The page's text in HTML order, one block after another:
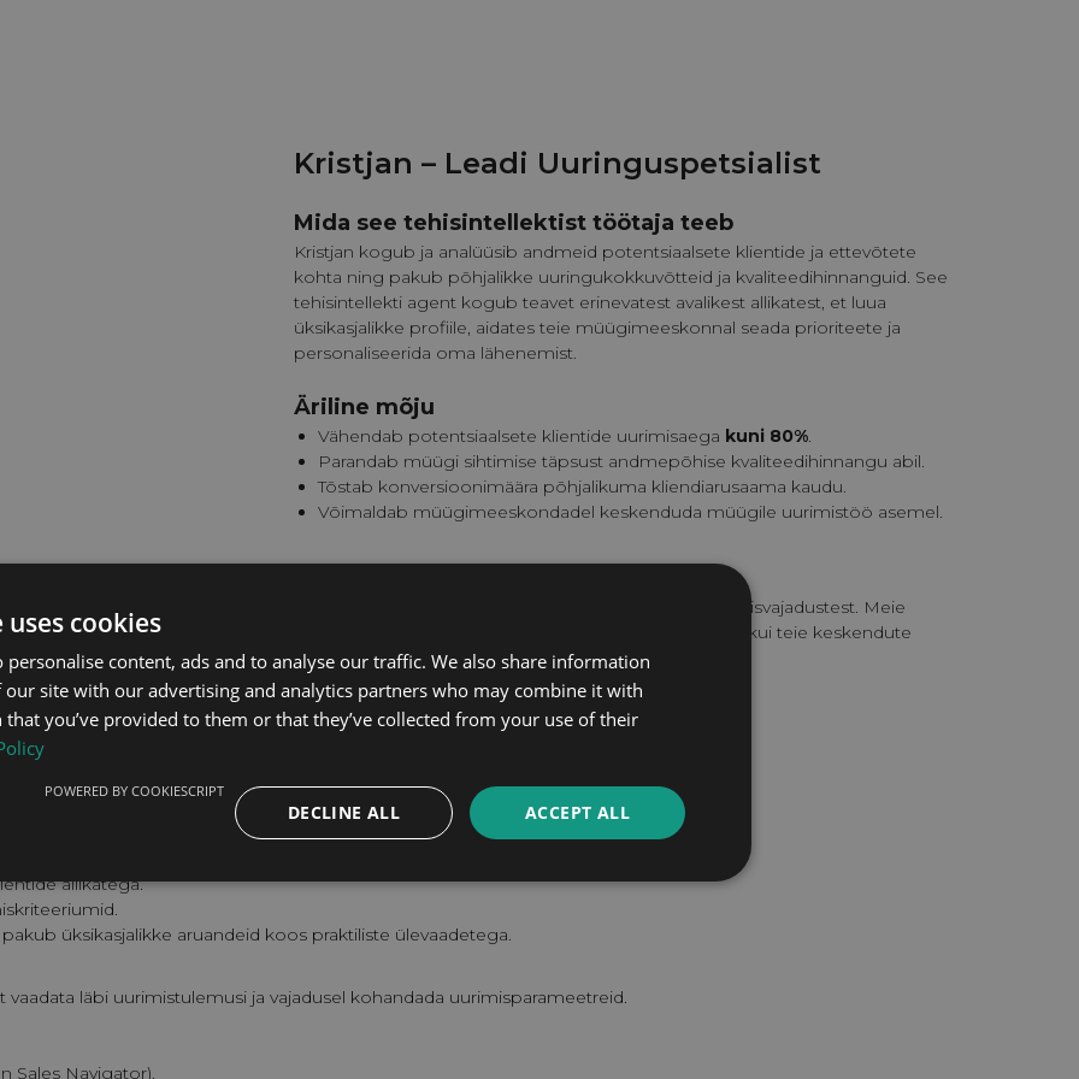
Kristjan – Leadi Uuringuspetsialist
Mida see tehisintellektist töötaja teeb
Kristjan kogub ja analüüsib andmeid potentsiaalsete klientide ja ettevõtete
kohta ning pakub põhjalikke uuringukokkuvõtteid ja kvaliteedihinnanguid. See
tehisintellekti agent kogub teavet erinevatest avalikest allikatest, et luua
üksikasjalikke profiile, aidates teie müügimeeskonnal seada prioriteete ja
personaliseerida oma lähenemist.
Äriline mõju
Vähendab potentsiaalsete klientide uurimisaega kuni 80%.
Parandab müügi sihtimise täpsust andmepõhise kvaliteedihinnangu abil.
Tõstab konversioonimäära põhjalikuma kliendiarusaama kaudu.
Võimaldab müügimeeskondadel keskenduda müügile uurimistöö asemel.
Võta kasutusele 1-3 nädala jooksul, sõltuvalt kohandamisvajadustest. Meie
meeskond tegeleb täieliku seadistamisega, samal ajal kui teie keskendute
ärilistele tulemustele.
BRONEERI TASUTA KONSULTATSIOON
allikatega.
üksikasjalikke aruandeid koos praktiliste ülevaadetega.
läbi uurimistulemusi ja vajadusel kohandada uurimisparameetreid.
Sales Navigator).
cookies
personalise content, ads and to analyse our traffic. We also share information
site with our advertising and analytics partners who may combine it with
you’ve provided to them or that they’ve collected from your use of their
ACCEPT ALL
DECLINE ALL
POWERED BY COOKIESCRIPT